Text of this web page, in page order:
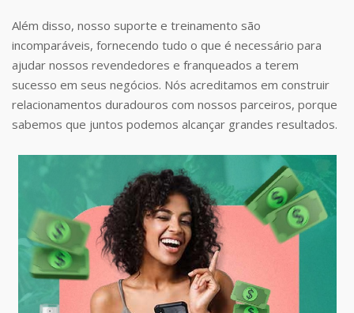
Além disso, nosso suporte e treinamento são
incomparáveis, fornecendo tudo o que é necessário para
ajudar nossos revendedores e franqueados a terem
sucesso em seus negócios. Nós acreditamos em construir
relacionamentos duradouros com nossos parceiros, porque
sabemos que juntos podemos alcançar grandes resultados.